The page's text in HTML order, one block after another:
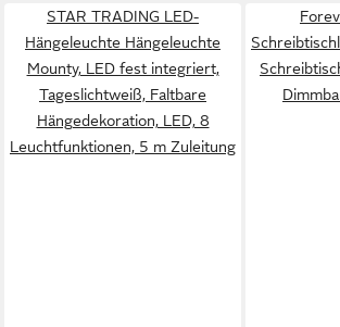
Handwerks
STAR TRADING LED-
Hängeleuchte Hängeleuchte
Mounty, LED fest integriert,
Tageslichtweiß, Faltbare
Hängedekoration, LED, 8
Leuchtfunktionen, 5 m Zuleitung